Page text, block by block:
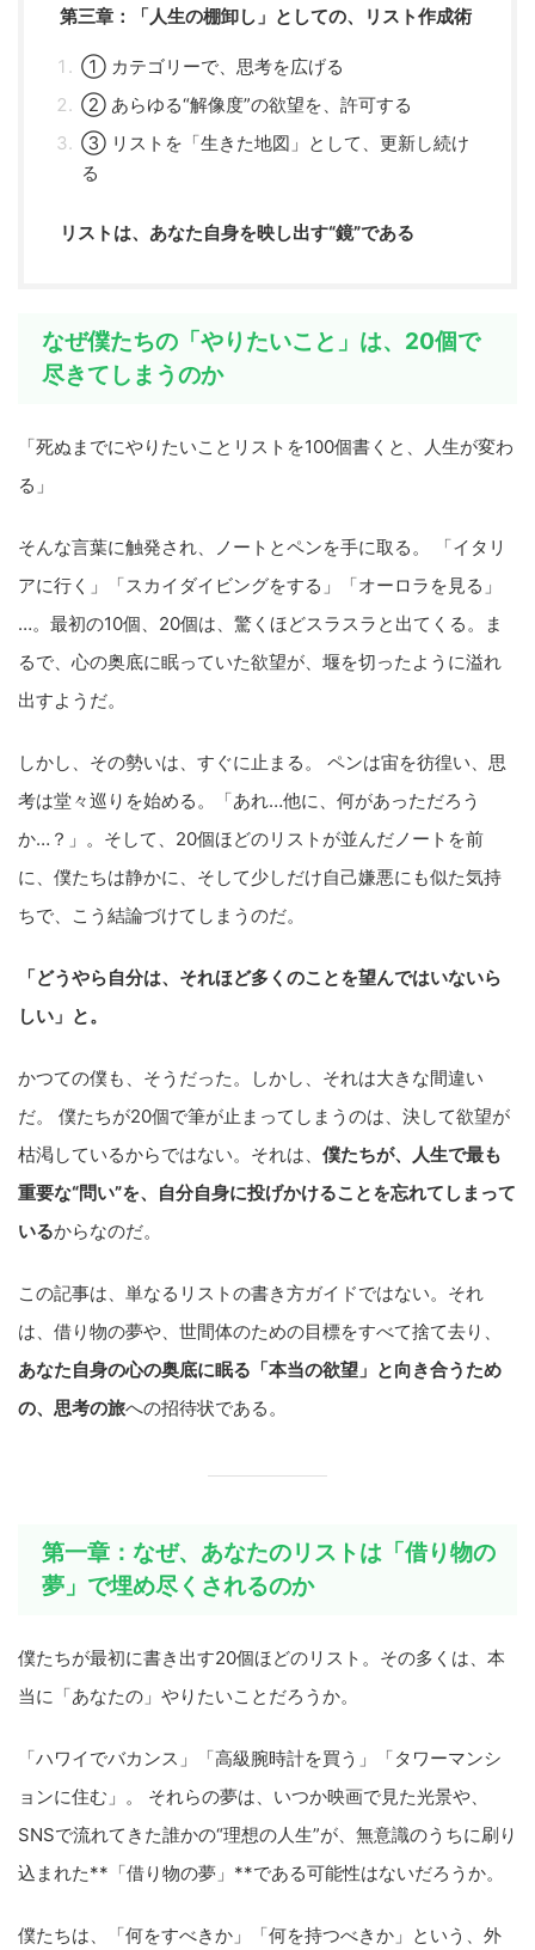
第三章：「人生の棚卸し」としての、リスト作成術
① カテゴリーで、思考を広げる
② あらゆる“解像度”の欲望を、許可する
③ リストを「生きた地図」として、更新し続け
る
リストは、あなた自身を映し出す“鏡”である
なぜ僕たちの「やりたいこと」は、20個で
尽きてしまうのか
「死ぬまでにやりたいことリストを100個書くと、人生が変わ
る」
そんな言葉に触発され、ノートとペンを手に取る。 「イタリ
アに行く」「スカイダイビングをする」「オーロラを見る」
…。最初の10個、20個は、驚くほどスラスラと出てくる。ま
るで、心の奥底に眠っていた欲望が、堰を切ったように溢れ
出すようだ。
しかし、その勢いは、すぐに止まる。 ペンは宙を彷徨い、思
考は堂々巡りを始める。「あれ…他に、何があっただろう
か…？」。そして、20個ほどのリストが並んだノートを前
に、僕たちは静かに、そして少しだけ自己嫌悪にも似た気持
ちで、こう結論づけてしまうのだ。
「どうやら自分は、それほど多くのことを望んではいないら
しい」と。
かつての僕も、そうだった。しかし、それは大きな間違い
だ。 僕たちが20個で筆が止まってしまうのは、決して欲望が
枯渇しているからではない。それは、 僕たちが、人生で最も
重要な“問い”を、自分自身に投げかけることを忘れてしまって
いるからなのだ。
この記事は、単なるリストの書き方ガイドではない。それ
は、借り物の夢や、世間体のための目標をすべて捨て去り、
あなた自身の心の奥底に眠る「本当の欲望」と向き合うため
の、思考の旅への招待状である。
第一章：なぜ、あなたのリストは「借り物の
夢」で埋め尽くされるのか
僕たちが最初に書き出す20個ほどのリスト。その多くは、本
当に「あなたの」やりたいことだろうか。
「ハワイでバカンス」「高級腕時計を買う」「タワーマンシ
ョンに住む」。 それらの夢は、いつか映画で見た光景や、
SNSで流れてきた誰かの“理想の人生”が、無意識のうちに刷り
込まれた**「借り物の夢」**である可能性はないだろうか。
僕たちは、「何をすべきか」「何を持つべきか」という、外